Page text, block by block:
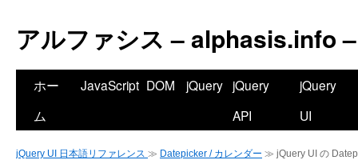
アルファシス – alphasis.info –
ホー
ム
JavaScript DOM jQuery jQuery
API
jQuery
UI
jQuery UI 日本語リファレンス ≫ Datepicker / カレンダー ≫ jQuery UI の